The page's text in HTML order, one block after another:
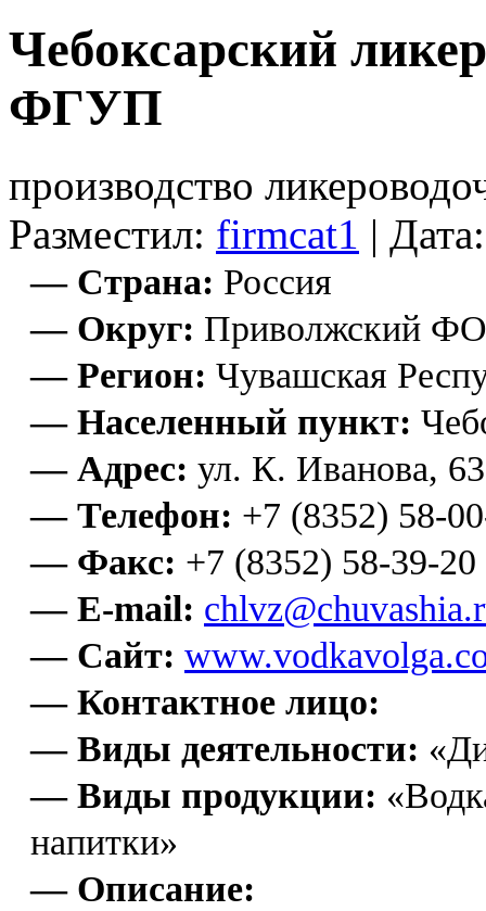
Чебоксарский
ФГУП
производство
Разместил: firmcat1 |
— Страна: Россия
— Округ: Приволжский ФО
— Регион: Чувашская
— Населенный пункт:
— Адрес: ул. К. Иванова, 63
— Телефон: +7 (8352) 58-
— Факс: +7 (8352) 58-39-20
— E-mail:
— Сайт:
— Контактное лицо:
— Виды деятельности:
— Виды продукции:
напитки»
— Описание: